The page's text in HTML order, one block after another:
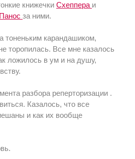
книжечки Схеппера и
Панос за ними.
тоненьким карандашиком,
торопилась. Все мне казалось
ложилось в ум и на душу,
разбора реперторизации .
Казалось, что все
и как их вообще